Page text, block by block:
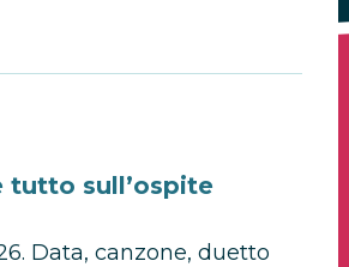
tutto sull’ospite
Data, canzone, duetto